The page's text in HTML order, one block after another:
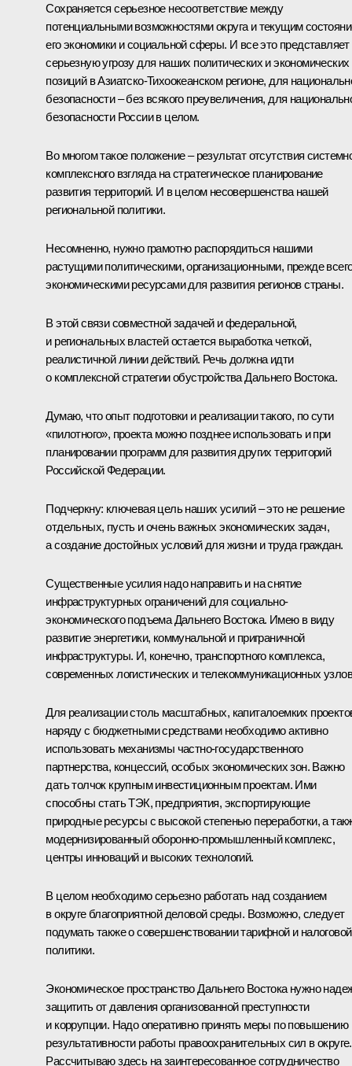
Сохраняется серьезное несоответствие между
потенциальными возможностями округа и текущим
его экономики и социальной сферы. И все это представляет
серьезную угрозу для наших политических и экономических
позиций в Азиатско-Тихоокеанском регионе, для
безопасности – без всякого преувеличения, для
безопасности России в целом.
Во многом такое положение – результат отсутствия
комплексного взгляда на стратегическое планирование
развития территорий. И в целом несовершенства нашей
региональной политики.
Несомненно, нужно грамотно распорядиться нашими
растущими политическими, организационными, прежде
экономическими ресурсами для развития регионов страны.
В этой связи совместной задачей и федеральной,
и региональных властей остается выработка четкой,
реалистичной линии действий. Речь должна идти
о комплексной стратегии обустройства Дальнего Востока.
Думаю, что опыт подготовки и реализации такого, по сути
«пилотного», проекта можно позднее использовать и при
планировании программ для развития других территорий
Российской Федерации.
Подчеркну: ключевая цель наших усилий – это не решение
отдельных, пусть и очень важных экономических задач,
а создание достойных условий для жизни и труда граждан.
Существенные усилия надо направить и на снятие
инфраструктурных ограничений для социально-
экономического подъема Дальнего Востока. Имею в виду
развитие энергетики, коммунальной и приграничной
инфраструктуры. И, конечно, транспортного комплекса,
современных логистических и телекоммуникационных
Для реализации столь масштабных, капиталоемких
наряду с бюджетными средствами необходимо активно
использовать механизмы частно-государственного
партнерства, концессий, особых экономических зон. Важно
дать толчок крупным инвестиционным проектам. Ими
способны стать ТЭК, предприятия, экспортирующие
природные ресурсы с высокой степенью переработки, а
модернизированный оборонно-промышленный комплекс,
центры инноваций и высоких технологий.
В целом необходимо серьезно работать над созданием
в округе благоприятной деловой среды. Возможно, следует
подумать также о совершенствовании тарифной и налоговой
политики.
Экономическое пространство Дальнего Востока нужно
защитить от давления организованной преступности
и коррупции. Надо оперативно принять меры по повышению
результативности работы правоохранительных сил в округе.
Рассчитываю здесь на заинтересованное сотрудничество